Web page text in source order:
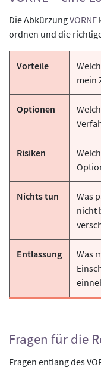
Die AbkürzungVORNE
ordnen und die
Vorteile
mein
Optionen
Risiken
Nichts tun
Was
nicht
Entlassung
Was
Fragen für die
Fragen entlang des